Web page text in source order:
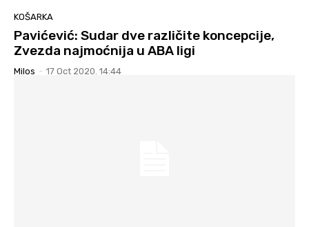
KOŠARKA
Pavićević: Sudar dve različite koncepcije,
Zvezda najmoćnija u ABA ligi
Milos - 17 Oct 2020. 14:44